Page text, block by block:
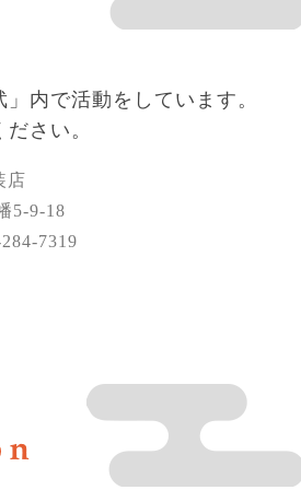
内で活動をしています。
さい。
店
5-9-18
7319